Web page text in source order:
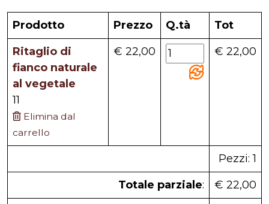
Prodotto Prezzo Q.tà
Tot
Ritaglio di
fianco naturale
al vegetale
11
Elimina dal
carrello
€ 22,00 € 22,00
Pezzi: 1
Totale parziale:
€ 22,00